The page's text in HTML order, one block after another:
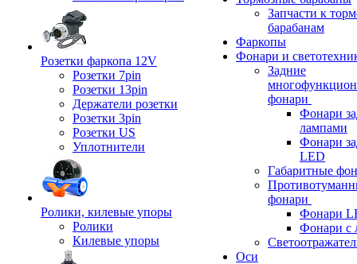
Розетки фаркопа 12V
Розетки 7pin
Розетки 13pin
Держатели розетки
Розетки 3pin
Розетки US
Уплотнители
Ролики, килевые упоры
Ролики
Килевые упоры
Запчасти к
барабанам
Фаркопы
Фонари и
Задние
фонари
Фонари
лампами
Фонари
LED
Габаритные
фонари
Фонари
Фонари с
Оси